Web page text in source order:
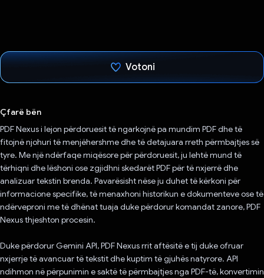
Votoni
Çfarë bën
PDF Nexus i lejon përdoruesit të ngarkojnë pa mundim PDF dhe të
fitojnë njohuri të menjëhershme dhe të detajuara rreth përmbajtjes së
tyre. Me një ndërfaqe miqësore për përdoruesit, ju lehtë mund të
tërhiqni dhe lëshoni ose zgjidhni skedarët PDF për të nxjerrë dhe
analizuar tekstin brenda. Pavarësisht nëse ju duhet të kërkoni për
informacione specifike, të menaxhoni historikun e dokumenteve ose të
ndërveproni me të dhënat tuaja duke përdorur komandat zanore, PDF
Nexus thjeshton procesin.
Duke përdorur Gemini API, PDF Nexus rrit aftësitë e tij duke ofruar
nxjerrje të avancuar të tekstit dhe kuptim të gjuhës natyrore. API
ndihmon në përpunimin e saktë të përmbajtjes nga PDF-të, konvertimin